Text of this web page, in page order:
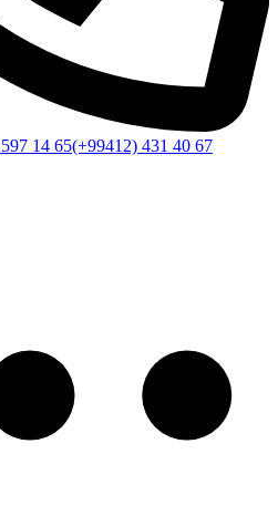
14 65(+99412) 431 40 67